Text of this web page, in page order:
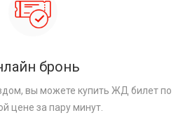
бронь
вы можете купить ЖД билет по
цене за пару минут.